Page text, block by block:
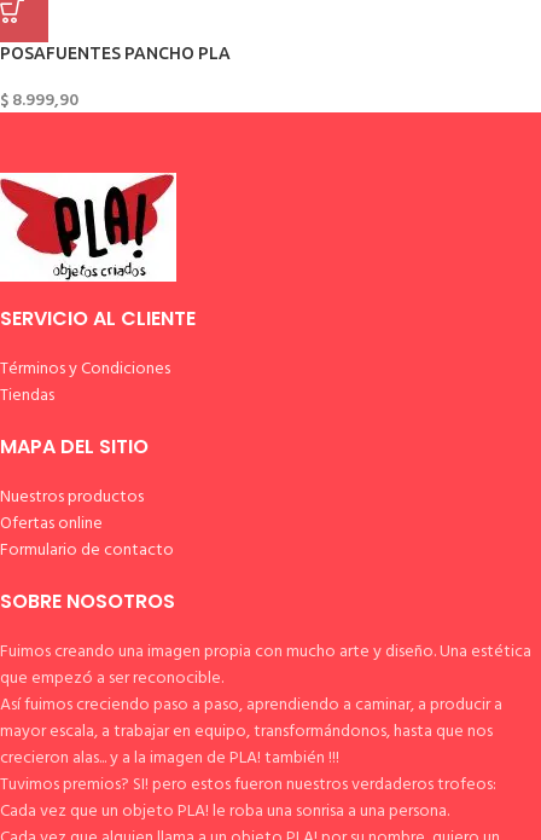
POSAFUENTES PANCHO PLA
$8.999,90
SERVICIO AL CLIENTE
Términos y Condiciones
Tiendas
MAPA DEL SITIO
Nuestros productos
Ofertas online
Formulario de contacto
SOBRE NOSOTROS
Fuimos creando una imagen propia con mucho arte y diseño. Una estética
que empezó a ser reconocible.
Así fuimos creciendo paso a paso, aprendiendo a caminar, a producir a
mayor escala, a trabajar en equipo, transformándonos, hasta que nos
crecieron alas... y a la imagen de PLA! también !!!
Tuvimos premios? SI! pero estos fueron nuestros verdaderos trofeos:
Cada vez que un objeto PLA! le roba una sonrisa a una persona.